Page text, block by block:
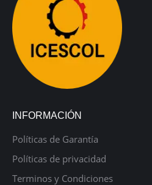
INFORMACIÓN
Políticas de Garantía
Políticas de privacidad
Terminos y Condiciones